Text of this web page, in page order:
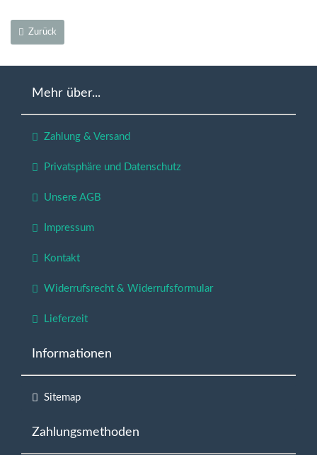
Zurück
Mehr über...
Zahlung & Versand
Privatsphäre und Datenschutz
Unsere AGB
Impressum
Kontakt
Widerrufsrecht & Widerrufsformular
Lieferzeit
Informationen
Sitemap
Zahlungsmethoden